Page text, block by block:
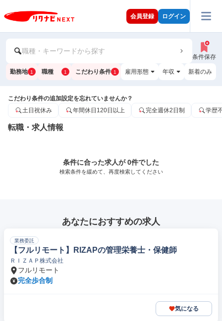
会員登録 ログイン
職種・キーワードから探す
条件保存
勤務地 1 職種 1 こだわり条件 1 雇用形態 年収 新着のみ
こだわり条件の追加設定を忘れていませんか？
土日祝休み
年間休日120日以上 完全週休2日制 学歴
転職・求人情報
条件に合った求人が 0件でした
検索条件を緩めて、再度検索してください
あなたにおすすめの求人
業務委託
【フルリモート】RIZAPの管理栄養士・保健師
ＲＩＺＡＰ株式会社
フルリモート
完全歩合制
気になる